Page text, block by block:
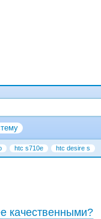
htc s710e htc desire s
качественными?